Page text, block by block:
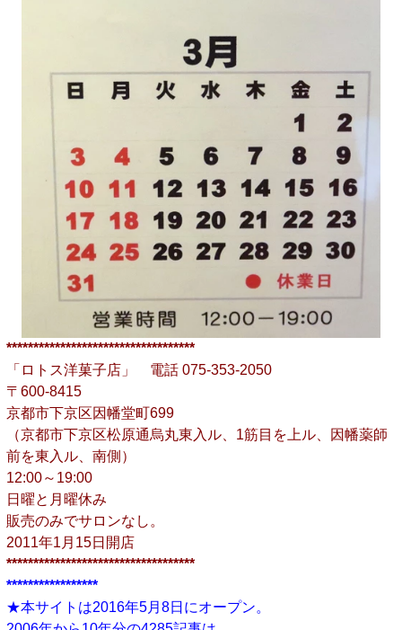
***********************************
「ロトス洋菓子店」 電話 075-353-2050
〒600-8415
京都市下京区因幡堂町699
（京都市下京区松原通烏丸東入ル、1筋目を上ル、因幡薬師
前を東入ル、南側）
12:00～19:00
日曜と月曜休み
販売のみでサロンなし。
2011年1月15日開店
***********************************
*****************
★本サイトは2016年5月8日にオープン。